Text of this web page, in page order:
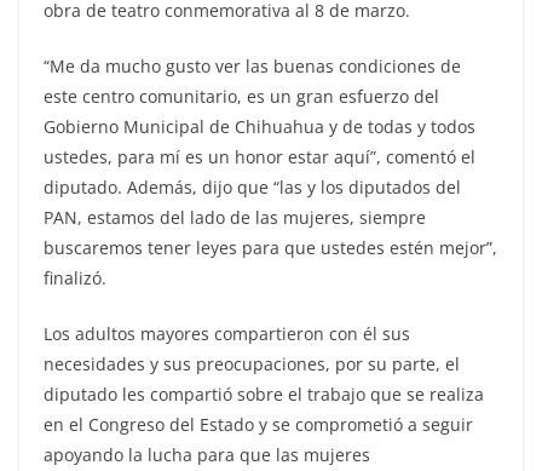
obra de teatro conmemorativa al 8 de marzo.
“Me da mucho gusto ver las buenas condiciones de
este centro comunitario, es un gran esfuerzo del
Gobierno Municipal de Chihuahua y de todas y todos
ustedes, para mí es un honor estar aquí”, comentó el
diputado. Además, dijo que “las y los diputados del
PAN, estamos del lado de las mujeres, siempre
buscaremos tener leyes para que ustedes estén mejor”,
finalizó.
Los adultos mayores compartieron con él sus
necesidades y sus preocupaciones, por su parte, el
diputado les compartió sobre el trabajo que se realiza
en el Congreso del Estado y se comprometió a seguir
apoyando la lucha para que las mujeres